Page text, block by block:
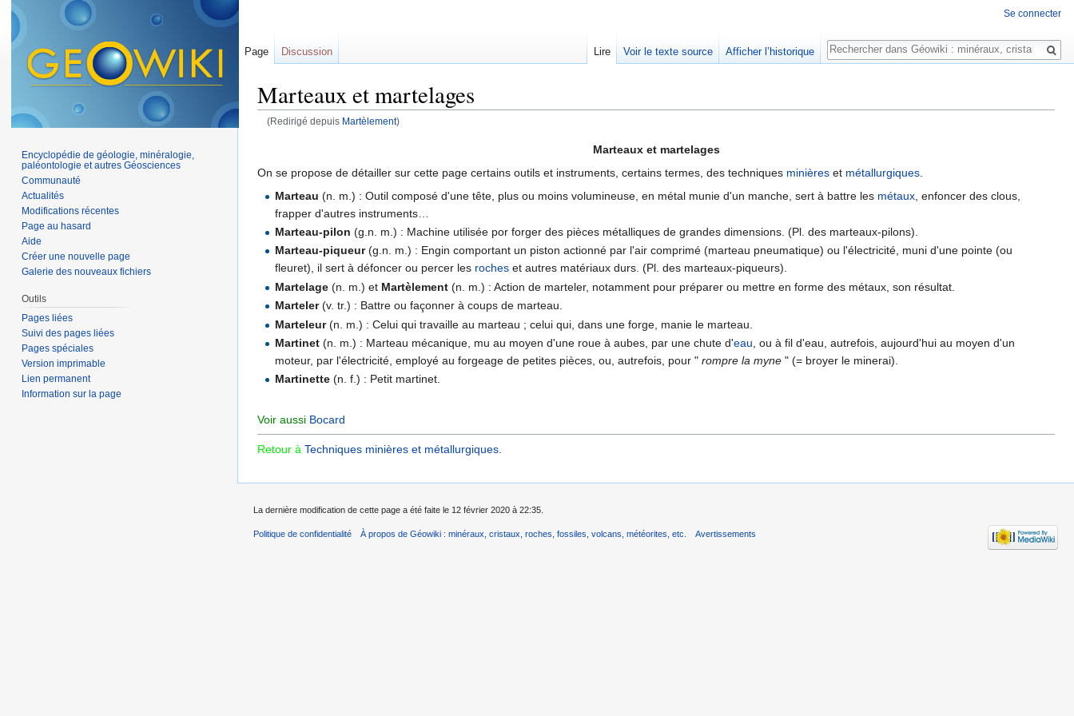
Marteaux et martelages
(Redirigé depuis Martèlement)
Marteaux et martelages
On se propose de détailler sur cette page certains outils et instruments, certains termes, des techniques minières et métallurgiques
Marteau (n. m.) : Outil composé d'une tête, plus ou moins volumineuse, en métal munie d'un manche, sert à battre les métaux , enfoncer des clous,
frapper d'autres instruments…
Marteau-pilon (g.n. m.) : Machine utilisée por forger des pièces métalliques de grandes dimensions. (Pl. des marteaux-pilons).
Marteau-piqueur(g.n. m.) : Engin comportant un piston actionné par l'air comprimé (marteau pneumatique) ou l'électricité, muni d'une pointe (ou
fleuret), il sert à défoncer ou percer les roches et autres matériaux durs. (Pl. des marteaux-piqueurs).
Martelage (n. m.) et Martèlement (n. m.) : Action de marteler, notamment pour préparer ou mettre en forme des métaux, son résultat.
Marteler(v. tr.) : Battre ou façonner à coups de marteau.
Marteleur(n. m.) : Celui qui travaille au marteau ; celui qui, dans une forge, manie le marteau.
Martinet (n. m.) : Marteau mécanique, mu au moyen d'une roue à aubes, par une chute d'eau , ou à fil d'eau, autrefois, aujourd'hui au moyen d'un
moteur, par l'électricité, employé au forgeage de petites pièces, ou, autrefois, pour " rompre la myne " (= broyer le minerai).
Martinette (n. f.) : Petit martinet.
Voir aussi Bocard
Retour à Techniques minières et métallurgiques.
Se connecter
Page Discussion Lire Voir le texte source Afficher l’historique
Rechercher
Encyclopédie de géologie, minéralogie,
paléontologie et autres Géosciences
Communauté
Actualités
Modifications récentes
Page au hasard
Aide
Créer une nouvelle page
Galerie des nouveaux fichiers
Outils
Pages liées
Suivi des pages liées
Pages spéciales
Version imprimable
Lien permanent
Information sur la page
La dernière modification de cette page a été faite le 12 février 2020 à 22:35.
Politique de confidentialité À propos de Géowiki : minéraux, cristaux, roches, fossiles, volcans, météorites, etc. Avertissements